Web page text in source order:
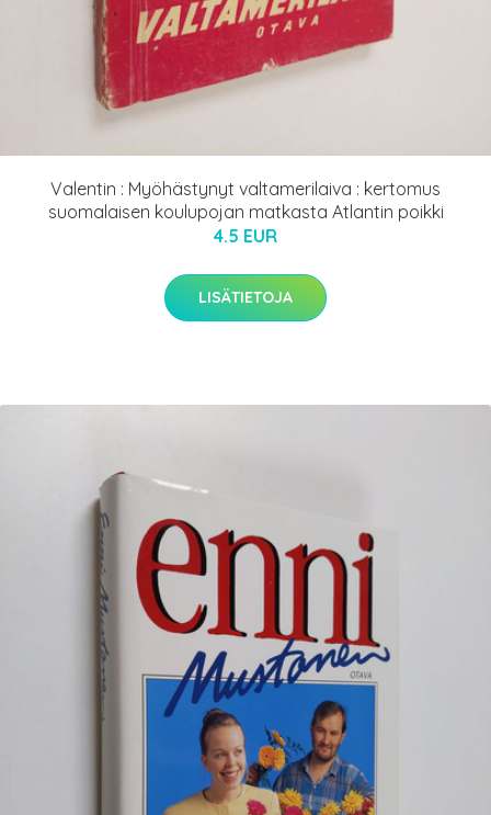
Valentin : Myöhästynyt valtamerilaiva : kertomus
suomalaisen koulupojan matkasta Atlantin poikki
4.5 EUR
LISÄTIETOJA